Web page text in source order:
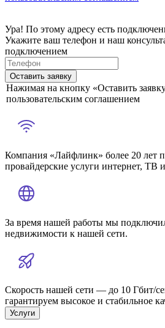
Ура! По этому адресу есть
Укажите ваш телефон и наш
подключением
Оставить заявку
Нажимая на кнопку «Оставить
пользовательским соглашением
Компания «Лайфлинк» более 20 лет
провайдерские услуги интернет, ТВ
За время нашей работы мы
недвижимости к нашей сети.
Скорость нашей сети — до 10 Гбит/
гарантируем высокое и стабильное
Услуги